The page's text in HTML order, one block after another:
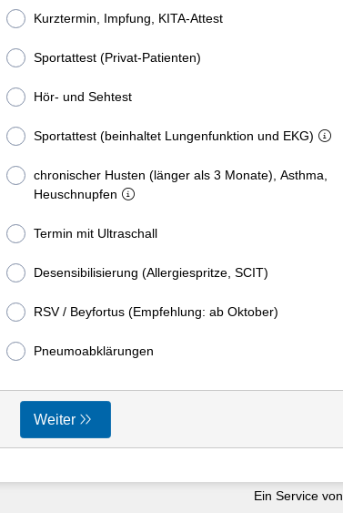
Kurztermin, Impfung, KITA-Attest
Sportattest (Privat-Patienten)
Hör- und Sehtest
Sportattest (beinhaltet Lungenfunktion und EKG)
chronischer Husten (länger als 3 Monate), Asthma,
Heuschnupfen
Termin mit Ultraschall
Desensibilisierung (Allergiespritze, SCIT)
RSV / Beyfortus (Empfehlung: ab Oktober)
Pneumoabklärungen
Weiter
Ein Service von